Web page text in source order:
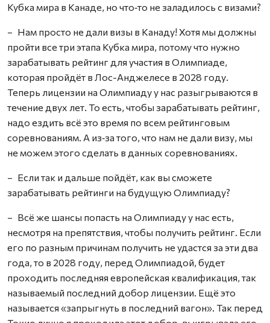
Кубка мира в Канаде, но что‑то не заладилось с визами?
– Нам просто не дали визы в Канаду! Хотя мы должны
пройти все три этапа Кубка мира, потому что нужно
зарабатывать рейтинг для участия в Олимпиаде,
которая пройдёт в Лос-Анджелесе в 2028 году.
Теперь лицензии на Олимпиаду у нас разыгрываются в
течение двух лет. То есть, чтобы зарабатывать рейтинг,
надо ездить всё это время по всем рейтинговым
соревнованиям. А из‑за того, что нам не дали визу, мы
не можем этого сделать в данных соревнованиях.
– Если так и дальше пойдёт, как вы сможете
зарабатывать рейтинги на будущую Олимпиаду?
– Всё же шансы попасть на Олимпиаду у нас есть,
несмотря на препятствия, чтобы получить рейтинг. Если
его по разным причинам получить не удастся за эти два
года, то в 2028 году, перед Олимпиадой, будет
проходить последняя европейская квалификация, так
называемый последний добор лицензии. Ещё это
называется «запрыгнуть в последний вагон». Так перед